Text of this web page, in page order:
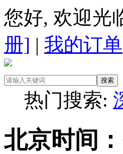
您好, 欢迎光
册] | 我的订单
搜索
热门搜索:
北京时间